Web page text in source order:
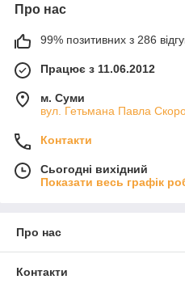
Про нас
99% позитивних з 286
Працює з 11.06.2012
м. Суми
вул. Гетьмана Павла
Контакти
Сьогодні вихідний
Показати весь графік
Про нас
Контакти